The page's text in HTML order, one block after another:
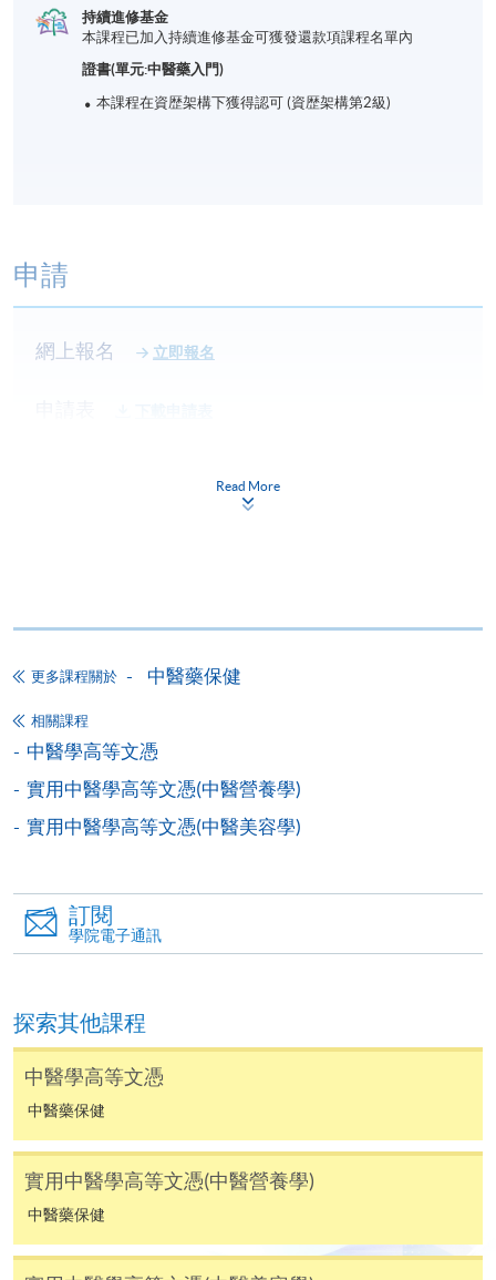
持續進修基金
本課程已加入持續進修基金可獲發還款項課程名單內
證書(單元:中醫藥入門)
本課程在資歴架構下獲得認可 (資歴架構第2級)
申請
網上報名 立即報名
讀學歷頒授課程設有網上服務，在學學員亦可以「微
Alipay) 或 「轉數快」(FPS) 繳付學費。
報讀新課程
申請人可按該課程網頁的右上角的
後按照指示填妥網上報名表格。
某些課程須甄選入學，並要求申請人上載課程網頁
中指定所須文件(如學歷證明)。系統只支援doc,
docx, jpg 和pdf格式之附件。
申請人可使用以下方式繳交報名費或課程費用:
繳費靈網上服務- 申請人須先開立繳費靈戶口及設
Read More
更多課程關於 中醫藥保健
相關課程
中醫學高等文憑
實用中醫學高等文憑(中醫營養學)
實用中醫學高等文憑(中醫美容學)
訂閱
學院電子通訊
探索其他課程
中醫學高等文憑
中醫藥保健
實用中醫學高等文憑(中醫營養學)
中醫藥保健